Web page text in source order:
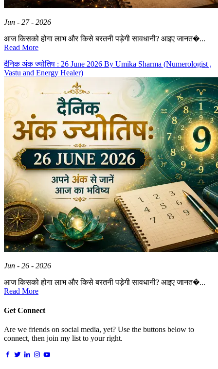
Jun - 27 - 2026
आज किसको होगा लाभ और किसे बरतनी पड़ेगी सावधानी? आइए जानत�...
Read More
दैनिक अंक ज्योतिष : 26 June 2026 By Umika Sharma (Numerologist ,
Vastu and Energy Healer)
Jun - 26 - 2026
आज किसको होगा लाभ और किसे बरतनी पड़ेगी सावधानी? आइए जानत�...
Read More
Get Connect
Are we friends on social media, yet? Use the buttons below to
connect, then join my list to your right.